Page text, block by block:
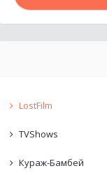
LostFilm
TVShows
Кураж-Бамбей